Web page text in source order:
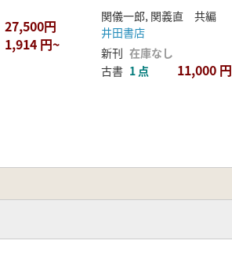
27,500円
1,914 円~
関儀一郎, 関義直 共編
井田書店
新刊 在庫なし
古書 1 点 11,000 円